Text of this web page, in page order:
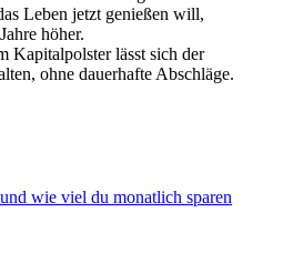
Leben jetzt genießen will,
höher.
Kapitalpolster lässt sich der
ohne dauerhafte Abschläge.
wie viel du monatlich sparen